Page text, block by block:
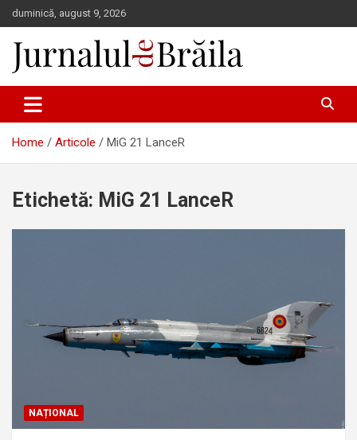
Skip
to
content
duminică, august 9, 2026
Jurnalul de Brăila
Home Articole MiG 21 LanceR
Etichetă: MiG 21 LanceR
NAȚIONAL